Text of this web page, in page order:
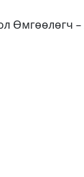
Өмгөөлөгч